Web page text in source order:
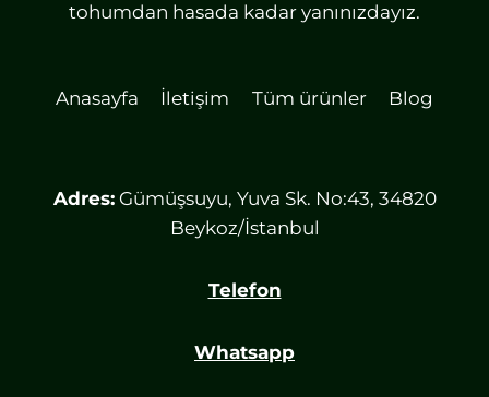
tohumdan hasada kadar yanınızdayız.
Anasayfa İletişim Tüm ürünler Blog
Adres:Gümüşsuyu, Yuva Sk. No:43, 34820
Beykoz/İstanbul
Telefon
Whatsapp